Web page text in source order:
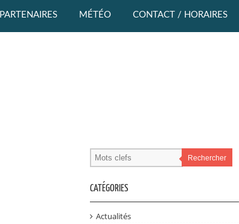
PARTENAIRES MÉTÉO CONTACT / HORAIRES
Rechercher
CATÉGORIES
Actualités